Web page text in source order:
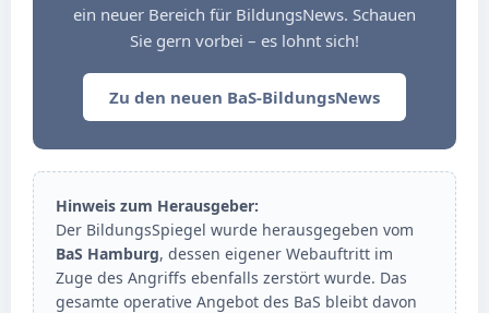
ein neuer Bereich für BildungsNews. Schauen
Sie gern vorbei – es lohnt sich!
Zu den neuen BaS-BildungsNews
Hinweis zum Herausgeber:
Der BildungsSpiegel wurde herausgegeben vom
BaS Hamburg, dessen eigener Webauftritt im
Zuge des Angriffs ebenfalls zerstört wurde. Das
gesamte operative Angebot des BaS bleibt davon